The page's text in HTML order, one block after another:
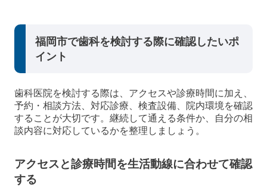
福岡市で歯科を検討する際に確認したいポ
イント
歯科医院を検討する際は、アクセスや診療時間に加え、
予約・相談方法、対応診療、検査設備、院内環境を確認
することが大切です。継続して通える条件か、自分の相
談内容に対応しているかを整理しましょう。
アクセスと診療時間を生活動線に合わせて確認
する